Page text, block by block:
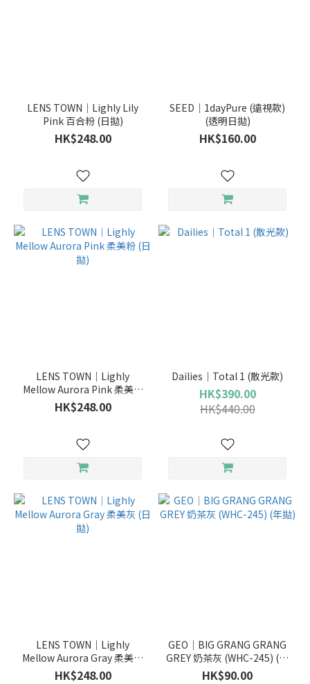
(1)
使用週
年、
年）
拋
(2)
(3)
LENS TOWN｜Lighly Lily
Pink 百合粉 (日拋)
HK$248.00
SEED｜1dayPure (遠視款)
(透明日拋)
HK$160.00
LENS TOWN｜Lighly
Mellow Aurora Pink 柔美粉
(日拋)
HK$248.00
Dailies｜Total 1 (散光款)
HK$390.00
HK$440.00
LENS TOWN｜Lighly
Mellow Aurora Gray 柔美灰
(日拋)
HK$248.00
GEO｜BIG GRANG GRANG
GREY 奶茶灰 (WHC-245) (年
拋)
HK$90.00